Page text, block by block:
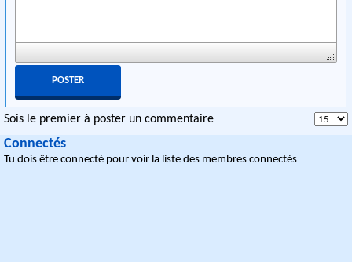
Sois le premier à poster un commentaire
Connectés
Tu dois être connecté pour voir la liste des membres connectés